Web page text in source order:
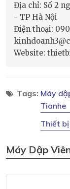
Địa chỉ: Số 2
- TP Hà Nội
Điện thoại:
Website:
Tags: Máy
Tianhe
Thiết bị
Máy Dập